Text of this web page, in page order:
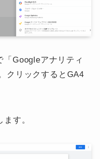
Googleアナリティ
クリックするとGA4
す。